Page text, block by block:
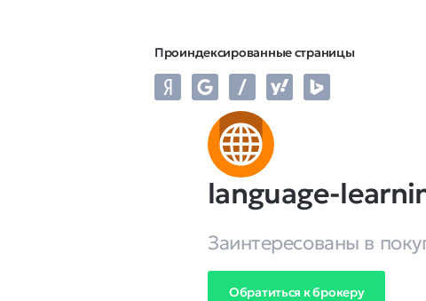
Проиндексированные страницы
language-
Заинтересованы в
Обратиться к брокеру